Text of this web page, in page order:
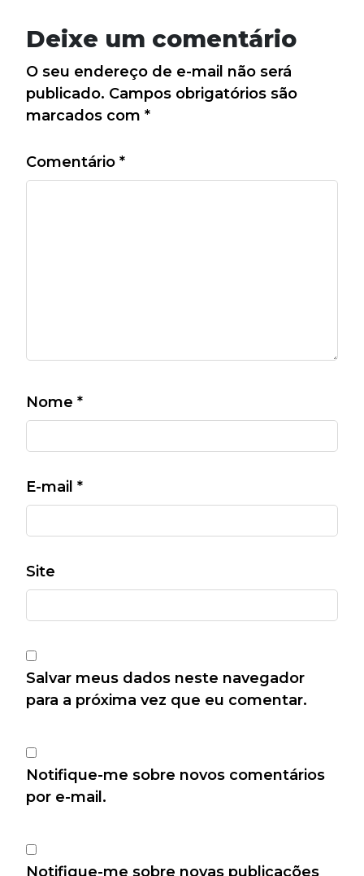
Deixe um comentário
O seu endereço de e-mail não será
publicado. Campos obrigatórios são
marcados com *
Comentário *
Nome *
E-mail *
Site
Salvar meus dados neste navegador
para a próxima vez que eu comentar.
Notifique-me sobre novos comentários
por e-mail.
Notifique-me sobre novas publicações